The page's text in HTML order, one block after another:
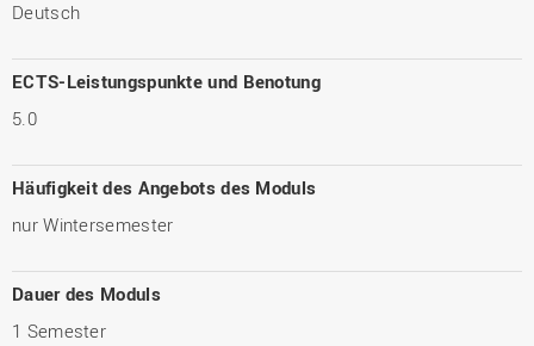
Deutsch
ECTS-Leistungspunkte und Benotung
5.0
Häufigkeit des Angebots des Moduls
nur Wintersemester
Dauer des Moduls
1 Semester